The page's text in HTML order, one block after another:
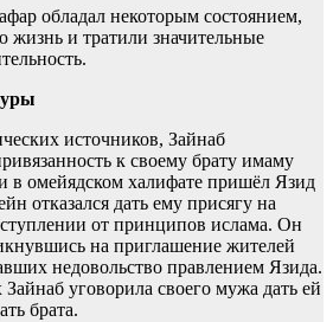
обладал некоторым состоянием,
жизнь и тратили значительные
источников, Зайнаб
к своему брату имаму
в омейядском халифате пришёл Язид
отказался дать ему присягу на
от принципов ислама. Он
на приглашение жителей
недовольство правлением Язида.
Зайнаб уговорила своего мужа дать ей
брата.